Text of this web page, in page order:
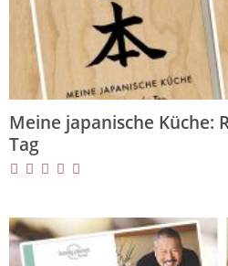
Meine japanische Küche:
Tag